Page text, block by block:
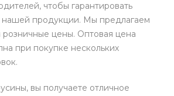
чтобы гарантировать
нашей продукции. Мы предлагаем
розничные цены. Оптовая цена
при покупке нескольких
вы получаете отличное